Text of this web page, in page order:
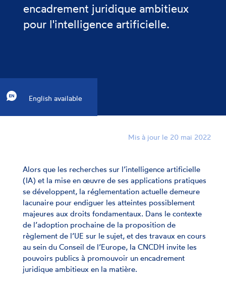
encadrement juridique ambitieux
pour l'intelligence artificielle.
English available
Mis à jour le 20 mai 2022
Alors que les recherches sur l’intelligence artificielle
(IA) et la mise en œuvre de ses applications pratiques
se développent, la réglementation actuelle demeure
lacunaire pour endiguer les atteintes possiblement
majeures aux droits fondamentaux. Dans le contexte
de l’adoption prochaine de la proposition de
règlement de l’UE sur le sujet, et des travaux en cours
au sein du Conseil de l’Europe, la CNCDH invite les
pouvoirs publics à promouvoir un encadrement
juridique ambitieux en la matière.